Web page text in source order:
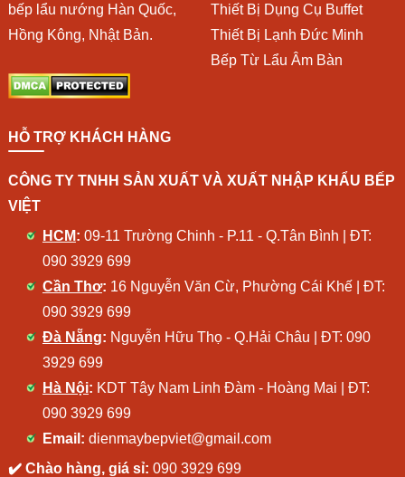
bếp lẩu nướng Hàn Quốc,
Hồng Kông, Nhật Bản.
Thiết Bị Dụng Cụ Buffet
Thiết Bị Lạnh Đức Minh
Bếp Từ Lẩu Âm Bàn
HỖ TRỢ KHÁCH HÀNG
CÔNG TY TNHH SẢN XUẤT VÀ XUẤT NHẬP KHẨU BẾP
VIỆT
HCM: 09-11 Trường Chinh - P.11 - Q.Tân Bình | ĐT:
090 3929 699
Cần Thơ: 16 Nguyễn Văn Cừ, Phường Cái Khế | ĐT:
090 3929 699
Đà Nẵng: Nguyễn Hữu Thọ - Q.Hải Châu | ĐT: 090
3929 699
Hà Nội: KDT Tây Nam Linh Đàm - Hoàng Mai | ĐT:
090 3929 699
Email: dienmaybepviet@gmail.com
✔️ Chào hàng, giá sỉ: 090 3929 699